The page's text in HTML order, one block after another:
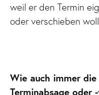
weil er den Termin
oder verschieben
Wie auch immer
Terminabsage oder